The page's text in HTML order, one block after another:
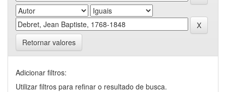
Retornar valores
Adicionar filtros:
Utilizar filtros para refinar o resultado de busca.